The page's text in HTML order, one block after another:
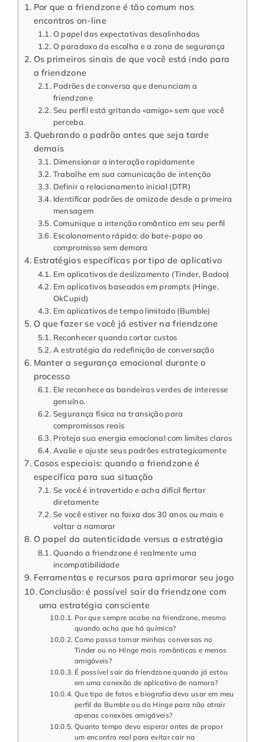
Por que a friendzone é tão comum nos
encontros on-line
O papel das expectativas desalinhadas
O paradoxo da escolha e a zona de segurança
Os primeiros sinais de que você está indo para
a friendzone
Padrões de conversa que denunciam a
friendzone
Seu perfil está gritando «amigo» sem que você
perceba.
Quebrando o padrão antes que seja tarde
demais
Dimensionar a interação rapidamente
Trabalhe em sua comunicação de intenção
Definir o relacionamento inicial (DTR)
Identificar padrões de amizade desde a primeira
mensagem
Comunique a intenção romântica em seu perfil
Escalonamento rápido: do bate-papo ao
compromisso sem demora
Estratégias específicas por tipo de aplicativo
Em aplicativos de deslizamento (Tinder, Badoo)
Em aplicativos baseados em prompts (Hinge,
OkCupid)
Em aplicativos de tempo limitado (Bumble)
O que fazer se você já estiver na friendzone
Reconhecer quando cortar custos
A estratégia da redefinição de conversação
Manter a segurança emocional durante o
processo
Ele reconhece as bandeiras verdes de interesse
genuíno.
Segurança física na transição para
compromissos reais
Proteja sua energia emocional com limites claros
Avalie e ajuste seus padrões estrategicamente
Casos especiais: quando a friendzone é
específica para sua situação
Se você é introvertido e acha difícil flertar
diretamente
Se você estiver na faixa dos 30 anos ou mais e
voltar a namorar
O papel da autenticidade versus a estratégia
Quando a friendzone é realmente uma
incompatibilidade
Ferramentas e recursos para aprimorar seu jogo
Conclusão: é possível sair da friendzone com
uma estratégia consciente
Por que sempre acabo na friendzone, mesmo
quando acho que há química?
Como posso tornar minhas conversas no
Tinder ou no Hinge mais românticas e menos
amigáveis?
É possível sair da friendzone quando já estou
em uma conexão de aplicativo de namoro?
Que tipo de fotos e biografia devo usar em meu
perfil do Bumble ou do Hinge para não atrair
apenas conexões amigáveis?
Quanto tempo devo esperar antes de propor
um encontro real para evitar cair na